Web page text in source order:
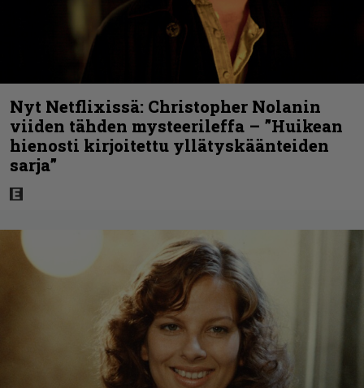
Nyt Netflixissä: Christopher Nolanin
viiden tähden mysteerileffa – ”Huikean
hienosti kirjoitettu yllätyskäänteiden
sarja”